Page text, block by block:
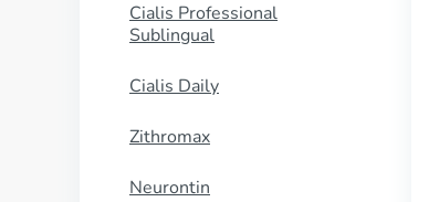
Cialis Professional
Sublingual
Cialis Daily
Zithromax
Neurontin